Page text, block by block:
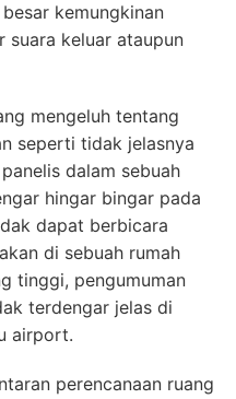
kemungkinan
suara keluar ataupun
mengeluh tentang
seperti tidak jelasnya
dalam sebuah
hingar bingar pada
dapat berbicara
di sebuah rumah
tinggi, pengumuman
terdengar jelas di
airport.
perencanaan ruang